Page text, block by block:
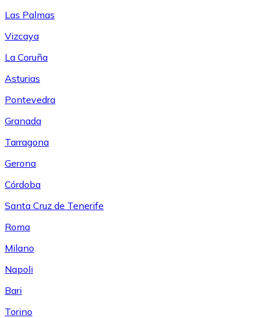
Las Palmas
Vizcaya
La Coruña
Asturias
Pontevedra
Granada
Tarragona
Gerona
Córdoba
Santa Cruz de Tenerife
Roma
Milano
Napoli
Bari
Torino